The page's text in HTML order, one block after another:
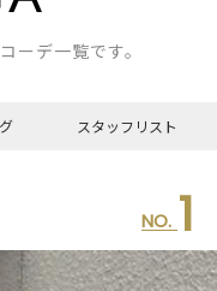
ーデ一覧です。
スタッフリスト
NO. 1